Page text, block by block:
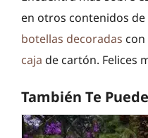
en otros contenidos
botellas decoradas con
caja de cartón. Felices
También Te